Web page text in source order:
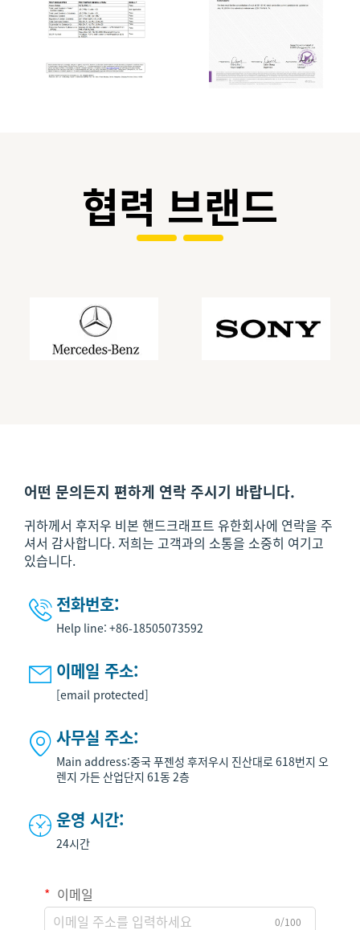
협력 브랜드
어떤 문의든지 편하게 연락 주시기 바랍니다.
귀하께서 후저우 비본 핸드크래프트 유한회사에 연락을 주
셔서 감사합니다. 저희는 고객과의 소통을 소중히 여기고
있습니다.
 전화번호:
Help line: +86-18505073592
 이메일 주소:
[email protected]
 사무실 주소:
Main address:중국 푸젠성 후저우시 진산대로 618번지 오
렌지 가든 산업단지 61동 2층
 운영 시간:
24시간
이메일
0/100